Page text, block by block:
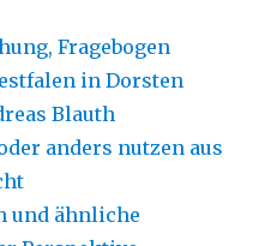
Fragebogen
in Dorsten
Blauth
anders nutzen aus
und ähnliche